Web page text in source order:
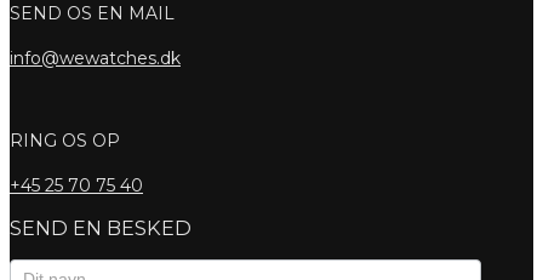
SEND OS EN MAIL
info@wewatches.dk
RING OS OP
+45 25 70 75 40
SEND EN BESKED
Kontaktformular